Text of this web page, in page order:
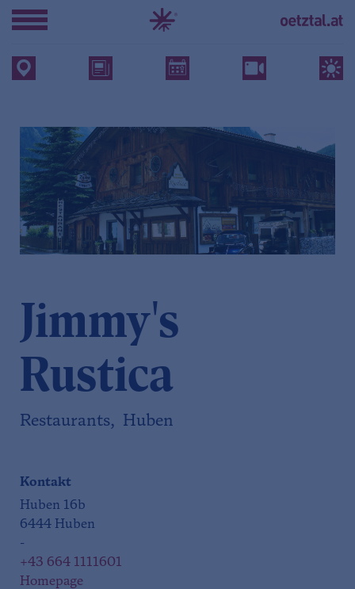
Jimmy's
Rustica
Restaurants, Huben
Kontakt
Huben 16b
6444 Huben
-
+43 664 1111601
Homepage